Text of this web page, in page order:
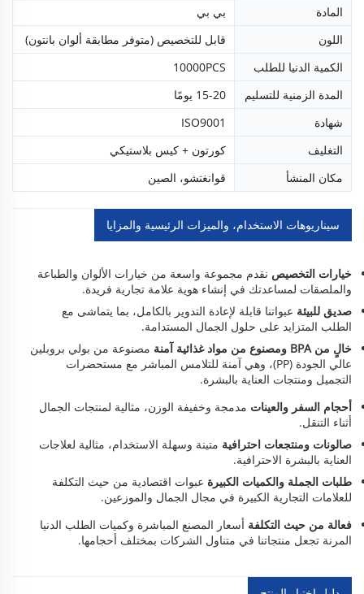
المادة
بي بي
اللون
قابل للتخصيص (متوفر مطابقة ألوان بانتون)
الكمية الدنيا للطلب
10000PCS
المدة الزمنية للتسليم
15-20 يومًا
شهادة
ISO9001
التغليف
كورتون + كيس بلاستيكي
مكان المنشأ
قوانغتشو، الصين
سيناريوهات الاستخدام، والميزات الرئيسية والمزايا
خيارات التخصيص نقدم مجموعة واسعة من خيارات الألوان والطباعة
والملصقات لمساعدتك في إنشاء هوية علامة تجارية فريدة.
صديق للبيئة عبواتنا قابلة لإعادة التدوير بالكامل، بما يتماشى مع
الطلب المتزايد على حلول الجمال المستدامة.
خالٍ من BPA ومصنوع من مواد غذائية آمنة
مصنوعة من بولي بروبلين
عالي الجودة (PP)، وهي آمنة للتلامس المباشر مع مستحضرات
التجميل ومنتجات العناية بالبشرة.
أحجام السفر والعينات مدمجة وخفيفة الوزن، مثالية لمنتجات الجمال
أثناء التنقل.
صالونات ومنتجعات احترافية متينة وسهلة الاستخدام، مثالية لعلاجات
العناية بالبشرة الاحترافية.
طلبات الجملة والكميات الكبيرة عبوات اقتصادية من حيث التكلفة
للعلامات التجارية الكبيرة في مجال الجمال والموزعين.
فعالة من حيث التكلفة أسعار المصنع المباشرة وكميات الطلب الدنيا
المرنة تجعل منتجاتنا في متناول الشركات بمختلف أحجامها.